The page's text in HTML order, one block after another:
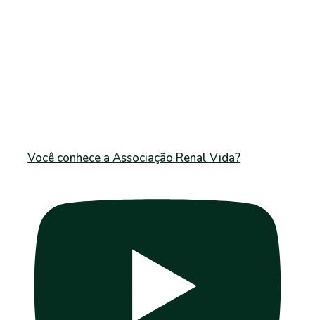
Você conhece a Associação Renal Vida?